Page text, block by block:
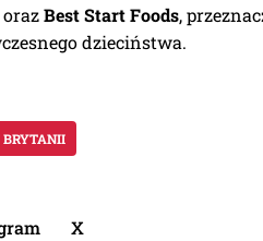
orazBest Start Foods,
dzieciństwa.
X